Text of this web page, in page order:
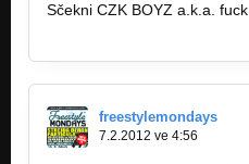
Sčekni CZK BOYZ a.k.a.
freestylemondays
7.2.2012 ve 4:56